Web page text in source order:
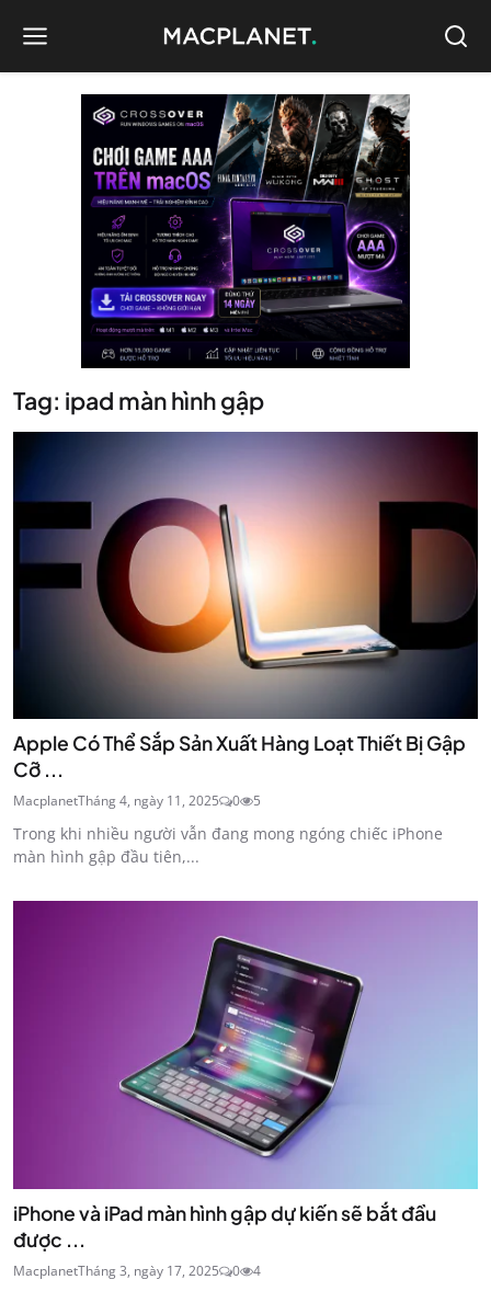
Tag: ipad màn hình gập
Apple Có Thể Sắp Sản Xuất Hàng Loạt Thiết Bị Gập
Cỡ ...
MacplanetTháng 4, ngày 11, 2025 0 5
Trong khi nhiều người vẫn đang mong ngóng chiếc iPhone
màn hình gập đầu tiên,...
iPhone và iPad màn hình gập dự kiến sẽ bắt đầu
được ...
MacplanetTháng 3, ngày 17, 2025 0 4